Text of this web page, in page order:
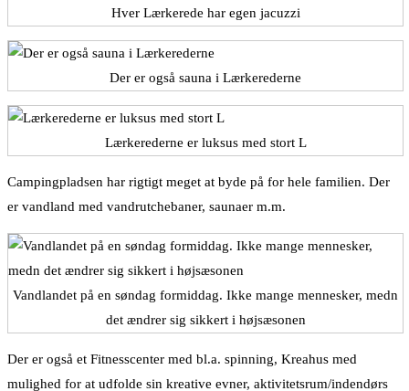
Hver Lærkerede har egen jacuzzi
Der er også sauna i Lærkerederne
Lærkerederne er luksus med stort L
Campingpladsen har rigtigt meget at byde på for hele familien. Der
er vandland med vandrutchebaner, saunaer m.m.
Vandlandet på en søndag formiddag. Ikke mange mennesker, medn
det ændrer sig sikkert i højsæsonen
Der er også et Fitnesscenter med bl.a. spinning, Kreahus med
mulighed for at udfolde sin kreative evner, aktivitetsrum/indendørs